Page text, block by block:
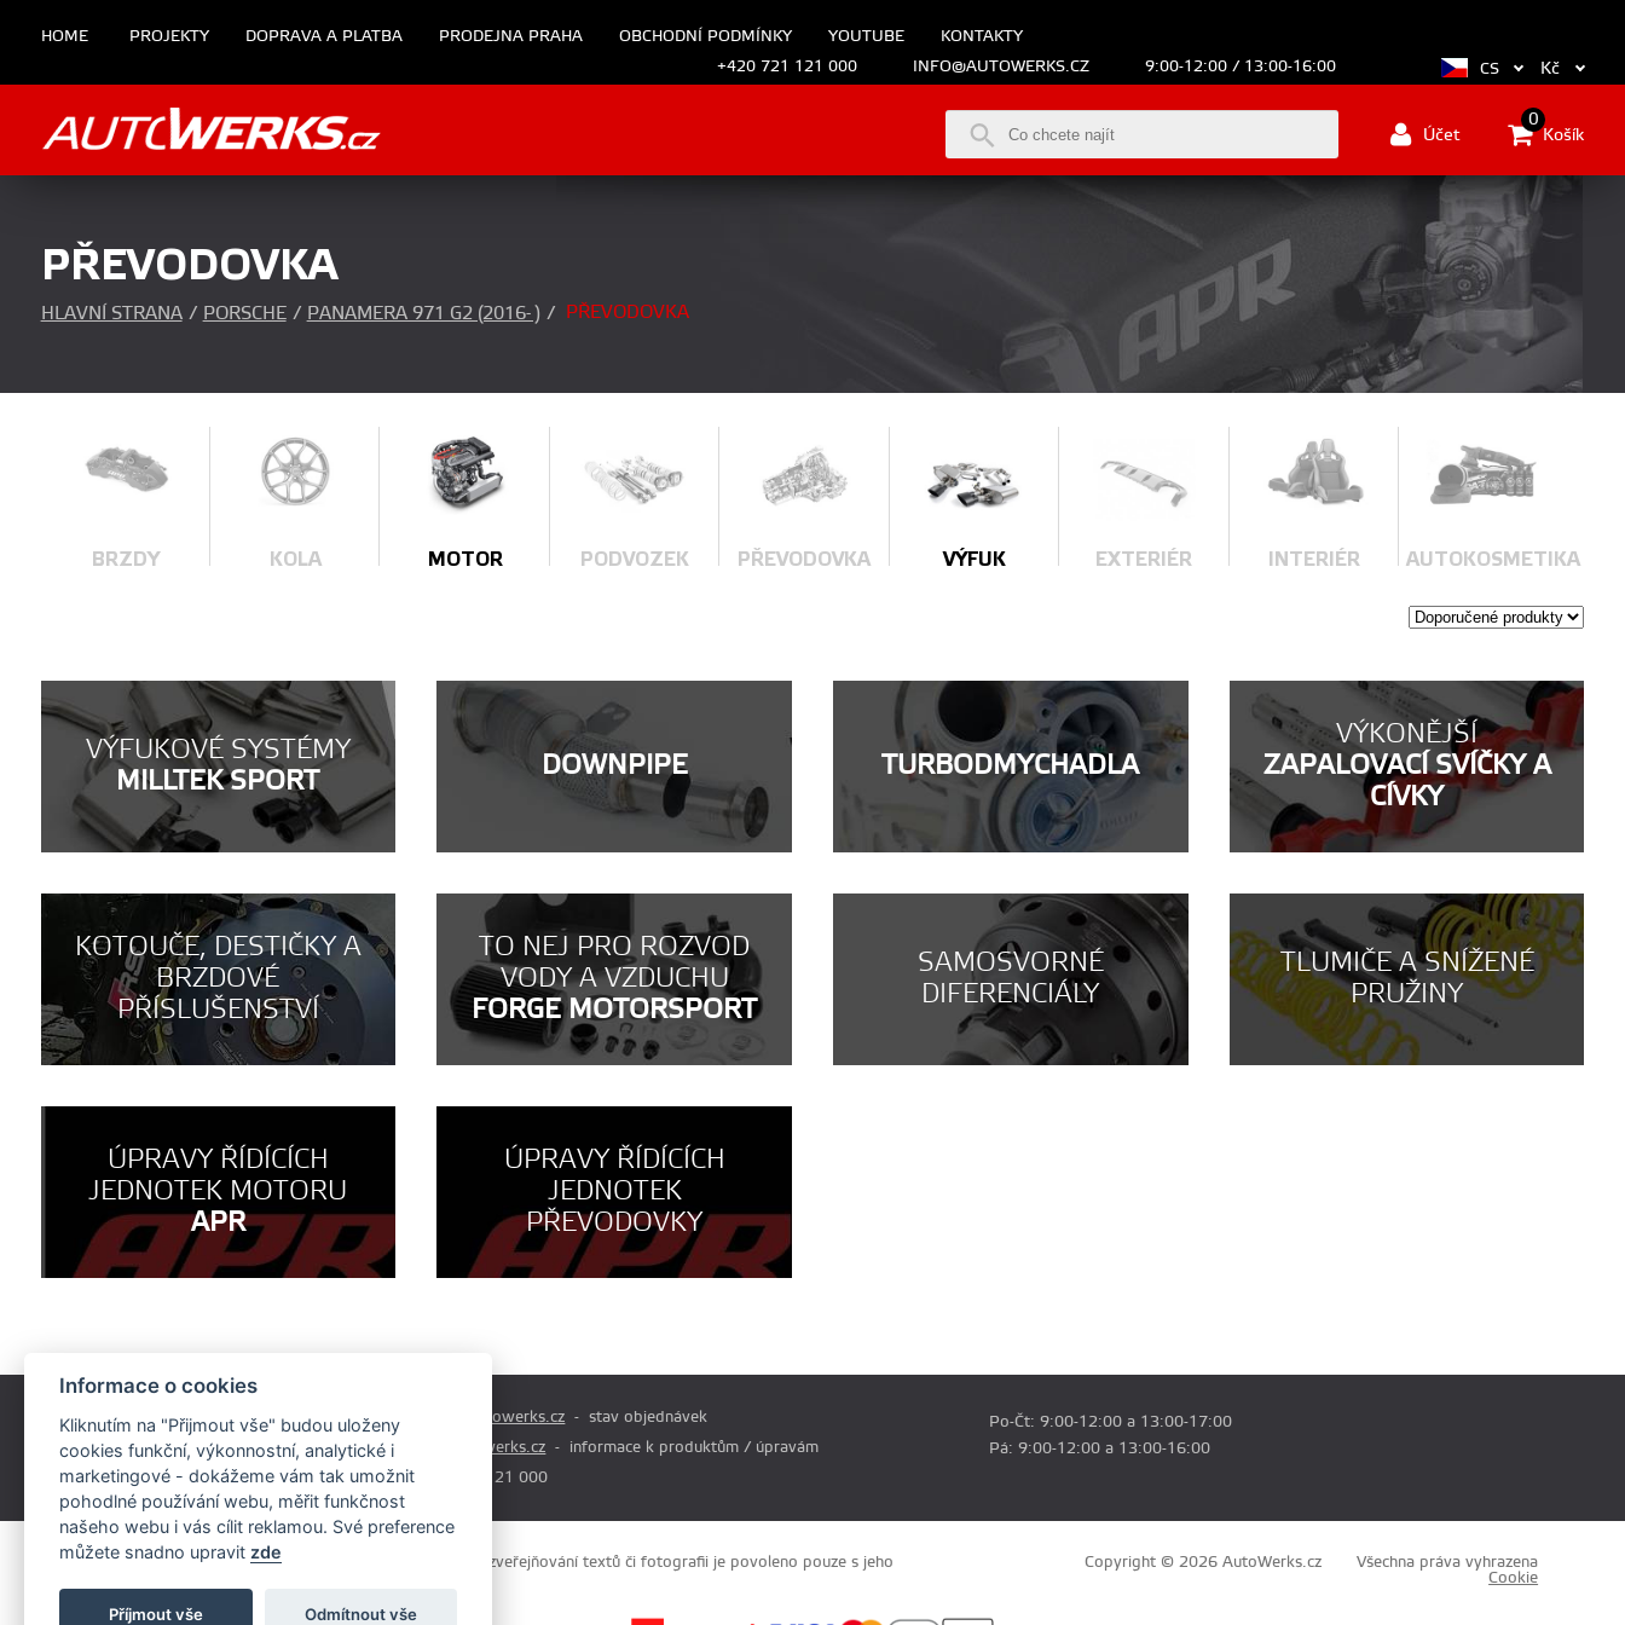
Informace o cookies
Kliknutím na "Přijmout vše" budou uloženy
cookies funkční, výkonnostní, analytické i
marketingové - dokážeme vám tak umožnit
pohodlné používání webu, měřit funkčnost
našeho webu i vás cílit reklamou. Své preference
můžete snadno upravit zde
Příjmout vše Odmítnout vše
HOME PROJEKTY DOPRAVA A PLATBA PRODEJNA PRAHA OBCHODNÍ PODMÍNKY YOUTUBE
KONTAKTY
+420 721 121 000
INFO@AUTOWERKS.CZ 9:00-12:00 / 13:00-16:00 CS Kč
Účet Košík
0
PŘEVODOVKA
HLAVNÍ STRANA / PORSCHE / PANAMERA 971 G2 (2016- ) / PŘEVODOVKA
BRZDY KOLA MOTOR PODVOZEK PŘEVODOVKA VÝFUK EXTERIÉR INTERIÉR AUTOKOSMETIKA
VÝFUKOVÉ SYSTÉMY
MILLTEK SPORT
DOWNPIPE TURBODMYCHADLA
VÝKONĚJŠÍ
ZAPALOVACÍ SVÍČKY A
CÍVKY
KOTOUČE, DESTIČKY A
BRZDOVÉ
PŘÍSLUŠENSTVÍ
TO NEJ PRO ROZVOD
VODY A VZDUCHU
FORGE MOTORSPORT
SAMOSVORNÉ
DIFERENCIÁLY
TLUMIČE A SNÍŽENÉ
PRUŽINY
ÚPRAVY ŘÍDÍCÍCH
JEDNOTEK MOTORU
APR
ÚPRAVY ŘÍDÍCÍCH
JEDNOTEK
PŘEVODOVKY
Českobrodská 179
Praha - Běchovice
19011
prodej@autowerks.cz
stav objednávek
info@autowerks.cz
informace k produktům / úpravám
+420 721 121 000
Po-Čt: 9:00-12:00 a 13:00-17:00
Pá: 9:00-12:00 a 13:00-16:00
Obsah stránek je majetkem provozovatele. Kopírování, zveřejňování textů či fotografii je povoleno pouze s jeho
Copyright © 2026 AutoWerks.cz
Všechna práva vyhrazena
Cookie